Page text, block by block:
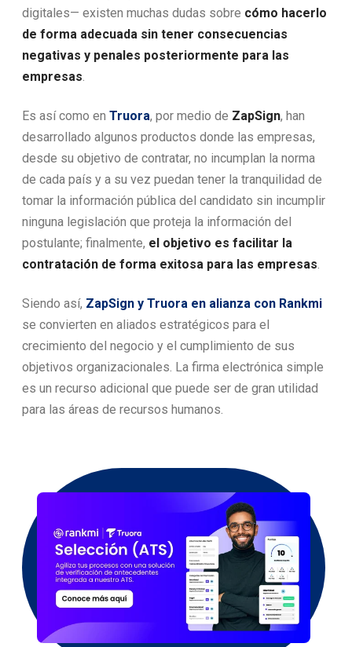
digitales— existen muchas dudas sobre cómo hacerlo
de forma adecuada sin tener consecuencias
negativas y penales posteriormente para las
empresas.
Es así como en Truora, por medio de ZapSign, han
desarrollado algunos productos donde las empresas,
desde su objetivo de contratar, no incumplan la norma
de cada país y a su vez puedan tener la tranquilidad de
tomar la información pública del candidato sin incumplir
ninguna legislación que proteja la información del
postulante; finalmente, el objetivo es facilitar la
contratación de forma exitosa para las empresas.
Siendo así, ZapSign y Truora en alianza con Rankmi
se convierten en aliados estratégicos para el
crecimiento del negocio y el cumplimiento de sus
objetivos organizacionales. La firma electrónica simple
es un recurso adicional que puede ser de gran utilidad
para las áreas de recursos humanos.